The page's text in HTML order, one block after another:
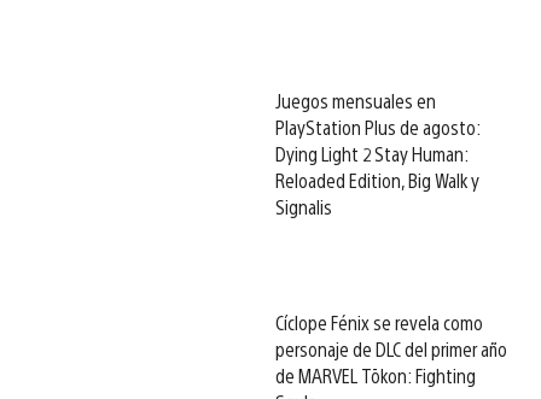
Juegos mensuales en
PlayStation Plus de agosto:
Dying Light 2 Stay Human:
Reloaded Edition, Big Walk y
Signalis
Cíclope Fénix se revela como
personaje de DLC del primer año
de MARVEL Tōkon: Fighting